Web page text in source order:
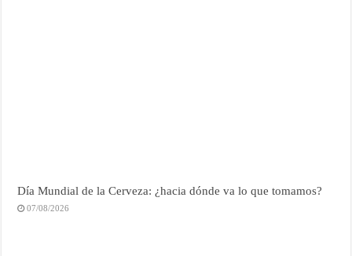
Día Mundial de la Cerveza: ¿hacia dónde va lo que tomamos?
07/08/2026